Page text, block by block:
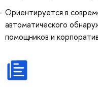
Ориентируется в
автоматического
помощников и